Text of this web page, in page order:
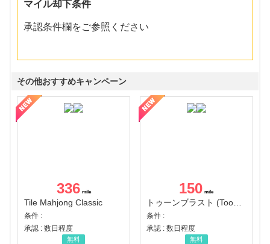
マイル却下条件
承認条件欄をご参照ください
その他おすすめキャンペーン
336
Tile Mahjong Classic
条件 :
承認 : 数日程度
無料
150
トゥーンブラスト (Toon Blast)
条件 :
承認 : 数日程度
無料